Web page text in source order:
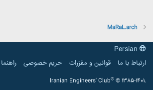
MaRaL.arch
ارتباط با ما
قوانین و مقرّرات حریم خصوصی راهنما
Iranian Engineers' Club® © 1385-1401.